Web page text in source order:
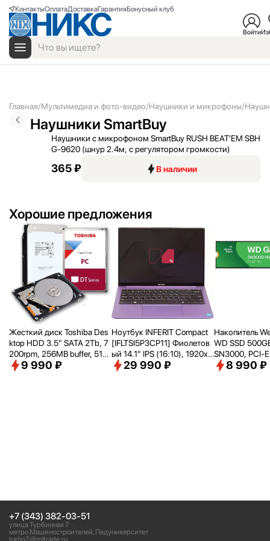
КонтактыОплатаДоставкаГарантияБонусный клуб
Войти
Главная Мультимедиа и фото-видео Наушники и микрофоны
Наушники SmartBuy
Наушники с микрофоном SmartBuy RUSH BEAT'EM SBH
G-9620 (шнур 2.4м, с регулятором громкости)
365 ₽ В наличии
Хорошие предложения
Жесткий диск Toshiba Des
ktop HDD 3.5" SATA 2Tb, 7
200rpm, 256MB buffer, 512
e, SMR, DT02ACA200
9 990 ₽
Ноутбук INFERIT Compact
[IFLTSI5P3CP11] Фиолетов
ый 14.1" IPS (16:10), 1920х1
200 WUXGA/ i5-1240P(1.7
29 990 ₽
Накопитель
WD SSD
SN3000, PCI-
2280, [R/W -
8 990 ₽
+7 (343) 382-03-51
улица Турбинная 7
метро Машиностроителей, Педуниверситет
turbo7@mltrade.ru